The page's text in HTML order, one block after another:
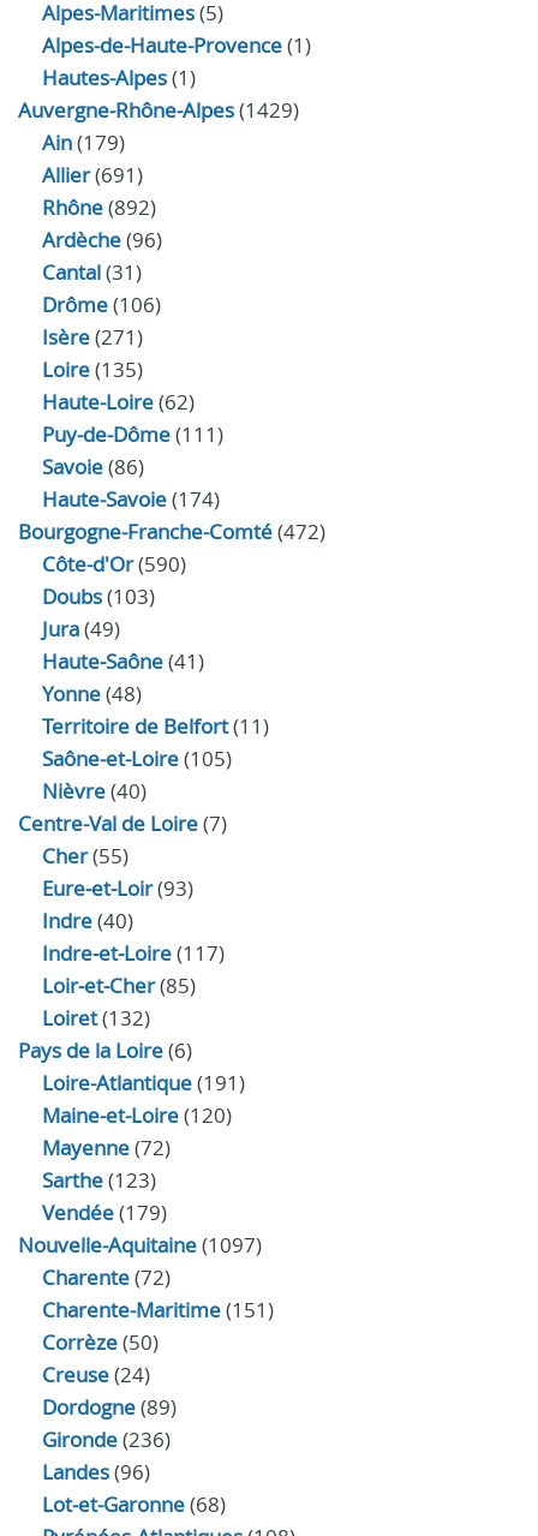
Alpes-Maritimes(5)
Alpes-de-Haute-Provence(1)
Hautes-Alpes(1)
Auvergne-Rhône-Alpes(1429)
Ain(179)
Allier(691)
Rhône(892)
Ardèche(96)
Cantal(31)
Drôme(106)
Isère(271)
Loire(135)
Haute-Loire(62)
Puy-de-Dôme(111)
Savoie(86)
Haute-Savoie(174)
Bourgogne-Franche-Comté(472)
Côte-d'Or(590)
Doubs(103)
Jura(49)
Haute‑Saône(41)
Yonne(48)
Territoire de Belfort(11)
Saône-et-Loire(105)
Nièvre(40)
Centre-Val de Loire(7)
Cher(55)
Eure‑et‑Loir(93)
Indre(40)
Indre‑et‑Loire(117)
Loir‑et‑Cher(85)
Loiret(132)
Pays de la Loire(6)
Loire-Atlantique(191)
Maine-et-Loire(120)
Mayenne(72)
Sarthe(123)
Vendée(179)
Nouvelle-Aquitaine(1097)
Charente(72)
Charente-Maritime(151)
Corrèze(50)
Creuse(24)
Dordogne(89)
Gironde(236)
Landes(96)
Lot-et-Garonne(68)